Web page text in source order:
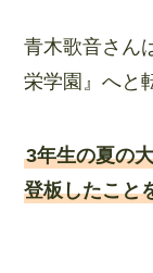
青木歌音さん
栄学園』へと
3年生の夏の
登板したこと